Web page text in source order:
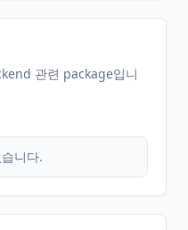
관련 package입니
니다.